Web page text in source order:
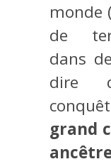
monde
de
dans
dire
grand